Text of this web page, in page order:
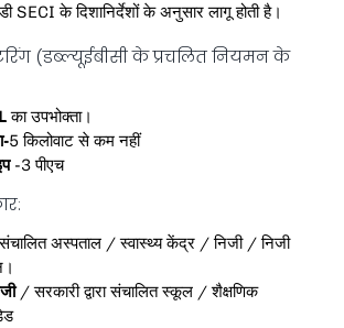
SECI के दिशानिर्देशों के अनुसार लागू होती है।
(डब्ल्यूईबीसी के प्रचलित नियमन के
का उपभोक्ता।
5 किलोवाट से कम नहीं
-3 पीएच
अस्पताल / स्वास्थ्य केंद्र / निजी / निजी
/ सरकारी द्वारा संचालित स्कूल / शैक्षणिक